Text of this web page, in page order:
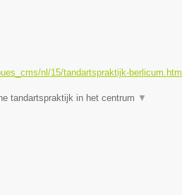
nl/15/tandartspraktijk-berlicum.html
tandartspraktijk in het centrum ▼